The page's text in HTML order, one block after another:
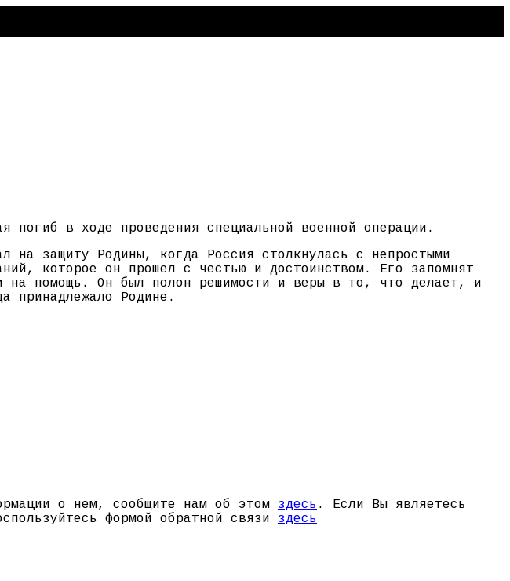
погиб в ходе проведения специальной военной операции.
на защиту Родины, когда Россия столкнулась с непростыми
которое он прошел с честью и достоинством. Его запомнят
на помощь. Он был полон решимости и веры в то, что делает, и
принадлежало Родине.
о нем, сообщите нам об этом здесь . Если Вы являетесь
формой обратной связи здесь